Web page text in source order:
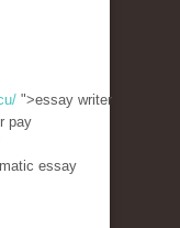
">essay writer
pay
essay